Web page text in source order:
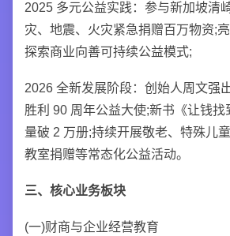
2025 多元公益实践：参与新加坡清
灾、地震、火灾紧急捐赠百万物资;亮
探索商业向善可持续公益模式;
2026 全新发展阶段：创始人周文强
胜利 90 周年公益大使;新书《让钱找
量破 2 万册;持续开展敬老、特殊儿
教室捐赠等常态化公益活动。
三、核心业务板块
(一)财商与企业经营教育